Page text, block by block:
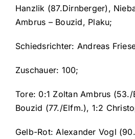
Hanzlik (87.Dirnberger),
Ambrus – Bouzid, Plaku;
Schiedsrichter: Andreas
Zuschauer: 100;
Tore: 0:1 Zoltan Ambrus
Bouzid (77./Elfm.), 1:2
Gelb-Rot: Alexander Vogl